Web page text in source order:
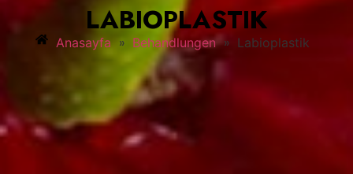
LABIOPLASTIK
Anasayfa » Behandlungen » Labioplastik